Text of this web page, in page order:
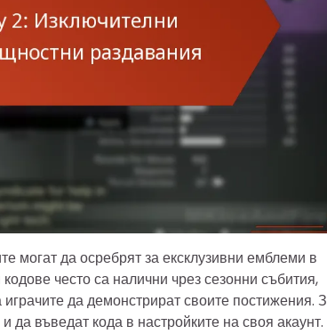
могат да осребрят за ексклузивни емблеми в
често са налични чрез сезонни събития,
да демонстрират своите постижения.
въведат кода в настройките на своя акаунт.